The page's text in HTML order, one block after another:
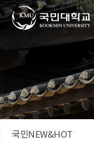
국민대학교
국민NEW&HOT